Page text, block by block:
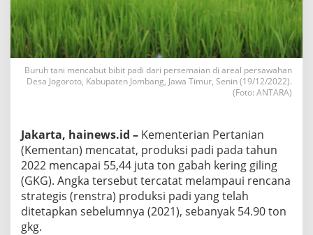
Buruh tani mencabut bibit padi dari persemaian di areal persawahan
Desa Jogoroto, Kabupaten Jombang, Jawa Timur, Senin (19/12/2022).
(Foto: ANTARA)
Jakarta, hainews.id – Kementerian Pertanian
(Kementan) mencatat, produksi padi pada tahun
2022 mencapai 55,44 juta ton gabah kering giling
(GKG). Angka tersebut tercatat melampaui rencana
strategis (renstra) produksi padi yang telah
ditetapkan sebelumnya (2021), sebanyak 54.90 ton
gkg.